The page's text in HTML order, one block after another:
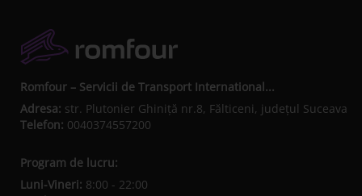
Romfour – Servicii de Transport International...
Adresa: str. Plutonier Ghiniţă nr.8, Fălticeni, judeţul Suceava
Telefon: 0040374557200
Program de lucru:
Luni-Vineri: 8:00 - 22:00